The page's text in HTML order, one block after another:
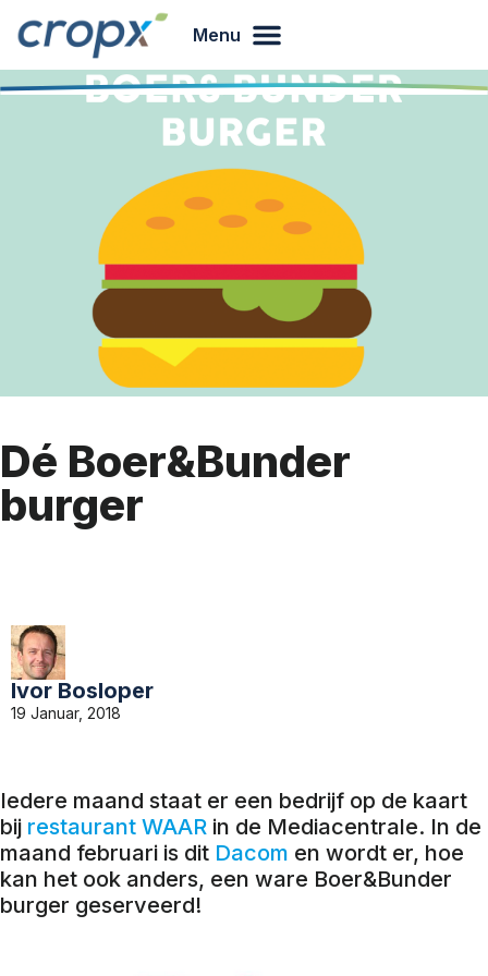
Menu
Dé Boer&Bunder
burger
Ivor Bosloper
19 Januar, 2018
Iedere maand staat er een bedrijf op de kaart
bij restaurant WAAR in de Mediacentrale. In de
maand februari is dit Dacom en wordt er, hoe
kan het ook anders, een ware Boer&Bunder
burger geserveerd!